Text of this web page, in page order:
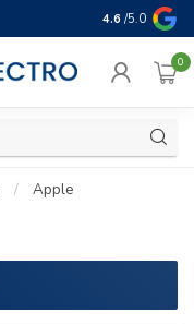
Geld terug
4.6 /5.0
0
/ Apple